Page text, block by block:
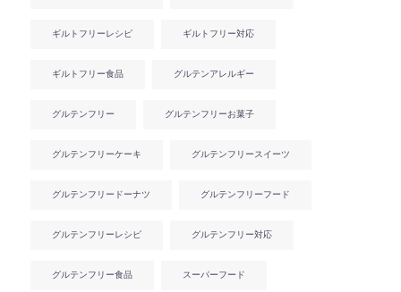
ギルトフリーレシピ ギルトフリー対応
ギルトフリー食品 グルテンアレルギー
グルテンフリー グルテンフリーお菓子
グルテンフリーケーキ グルテンフリースイーツ
グルテンフリードーナツ グルテンフリーフード
グルテンフリーレシピ グルテンフリー対応
グルテンフリー食品 スーパーフード